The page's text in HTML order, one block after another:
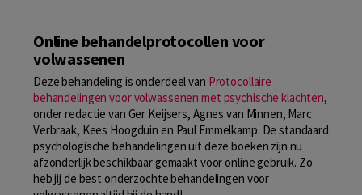
Online behandelprotocollen voor
volwassenen
Deze behandeling is onderdeel van Protocollaire
behandelingen voor volwassenen met psychische klachten,
onder redactie van Ger Keijsers, Agnes van Minnen, Marc
Verbraak, Kees Hoogduin en Paul Emmelkamp. De standaard
psychologische behandelingen uit deze boeken zijn nu
afzonderlijk beschikbaar gemaakt voor online gebruik. Zo
heb jij de best onderzochte behandelingen voor